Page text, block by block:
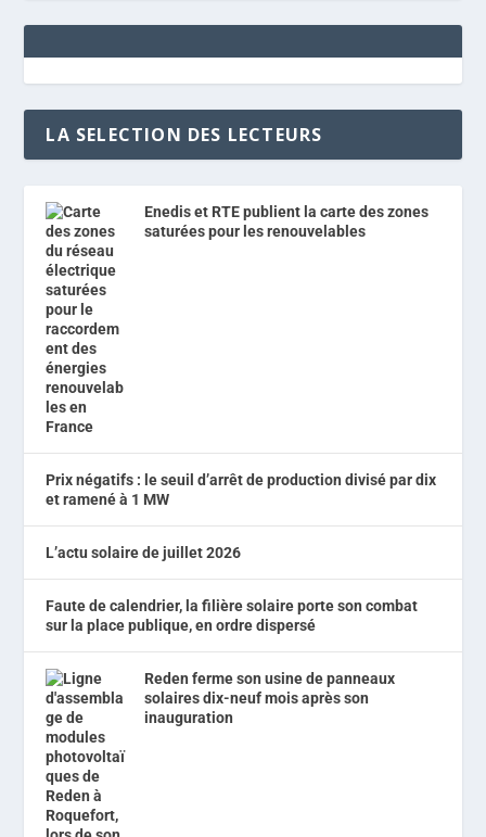
LA SELECTION DES LECTEURS
Enedis et RTE publient la carte des zones
saturées pour les renouvelables
Prix négatifs : le seuil d’arrêt de production divisé par dix
et ramené à 1 MW
L’actu solaire de juillet 2026
Faute de calendrier, la filière solaire porte son combat
sur la place publique, en ordre dispersé
Reden ferme son usine de panneaux
solaires dix-neuf mois après son
inauguration